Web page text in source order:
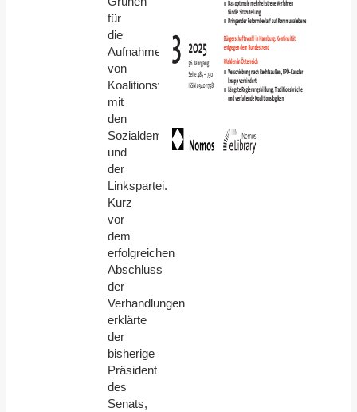
für
die
Aufnahme
von
Koalitionsverhandlungen
mit
den
Sozialdemokraten
und
der
Linkspartei.
Kurz
vor
dem
erfolgreichen
Abschluss
der
Verhandlungen
erklärte
der
bisherige
Präsident
des
Senats,